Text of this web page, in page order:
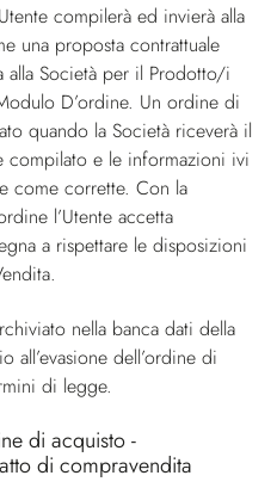
compilerà ed invierà alla
una proposta contrattuale
Società per il Prodotto/i
D’ordine. Un ordine di
quando la Società riceverà il
compilato e le informazioni ivi
come corrette. Con la
l’Utente accetta
a rispettare le disposizioni
nella banca dati della
all’evasione dell’ordine di
di legge.
di acquisto -
di compravendita